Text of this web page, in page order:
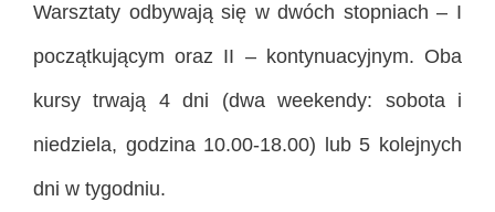
Warsztaty odbywają się w dwóch stopniach – I
początkującym oraz II – kontynuacyjnym. Oba
kursy trwają 4 dni (dwa weekendy: sobota i
niedziela, godzina 10.00-18.00) lub 5 kolejnych
dni w tygodniu.